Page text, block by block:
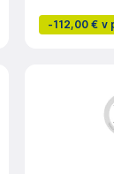
-112,00 € v